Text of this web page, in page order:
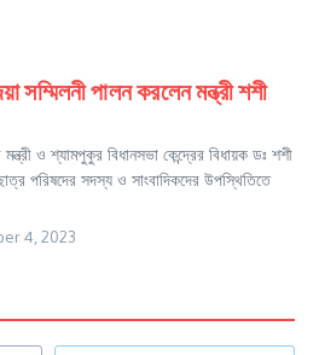
সম্মিলনী পালন করলেন মন্ত্রী শশী
ও শ্যামপুকুর বিধানসভা কেন্দ্রের বিধায়ক ডঃ শশী
পরিষদের সদস্য ও সাংবাদিকদের উপস্থিতিতে
4, 2023